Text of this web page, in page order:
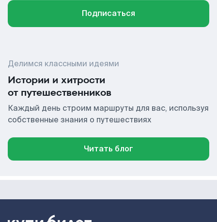
Подписаться
Делимся классными идеями
Истории и хитрости
от путешественников
Каждый день строим маршруты для вас, используя
собственные знания о путешествиях
Читать блог